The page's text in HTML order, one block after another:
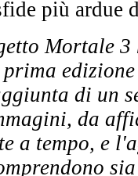
più ardue
Mortale
di un
da
a tempo, e